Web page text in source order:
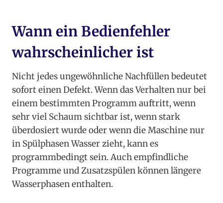
Wann ein Bedienfehler
wahrscheinlicher ist
Nicht jedes ungewöhnliche Nachfüllen bedeutet
sofort einen Defekt. Wenn das Verhalten nur bei
einem bestimmten Programm auftritt, wenn
sehr viel Schaum sichtbar ist, wenn stark
überdosiert wurde oder wenn die Maschine nur
in Spülphasen Wasser zieht, kann es
programmbedingt sein. Auch empfindliche
Programme und Zusatzspülen können längere
Wasserphasen enthalten.